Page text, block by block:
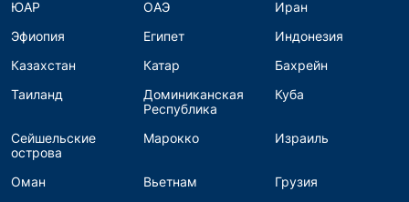
ЮАР
ОАЭ
Иран
Эфиопия
Египет
Индонезия
Казахстан
Катар
Бахрейн
Таиланд
Доминиканская
Республика
Куба
Сейшельские
острова
Марокко Израиль
Оман Вьетнам
Грузия